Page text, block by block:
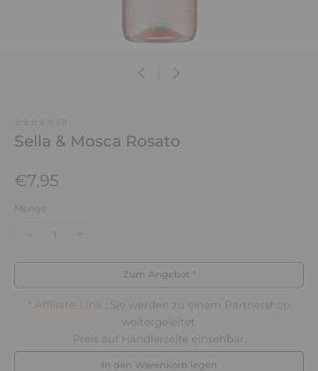
(0)
Sella & Mosca Rosato
€7,95
Menge
Zum Angebot *
* Affiliate-Link : Sie werden zu einem Partnershop
weitergeleitet.
Preis auf Händlerseite einsehbar.
In den Warenkorb legen